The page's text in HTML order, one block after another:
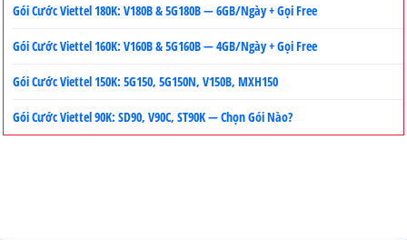
Gói Cước Viettel 180K: V180B & 5G180B — 6GB/Ngày + Gọi Free
Gói Cước Viettel 160K: V160B & 5G160B — 4GB/Ngày + Gọi Free
Gói Cước Viettel 150K: 5G150, 5G150N, V150B, MXH150
Gói Cước Viettel 90K: SD90, V90C, ST90K — Chọn Gói Nào?